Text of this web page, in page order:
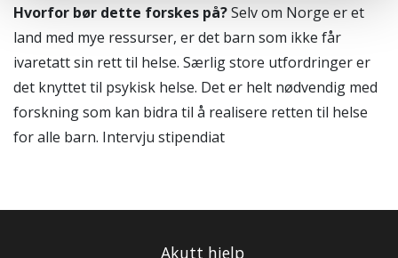
Hvorfor bør dette forskes på?Selv om Norge er et
land med mye ressurser, er det barn som ikke får
ivaretatt sin rett til helse. Særlig store utfordringer er
det knyttet til psykisk helse. Det er helt nødvendig med
forskning som kan bidra til å realisere retten til helse
for alle barn. Intervju stipendiat
Akutt hjelp